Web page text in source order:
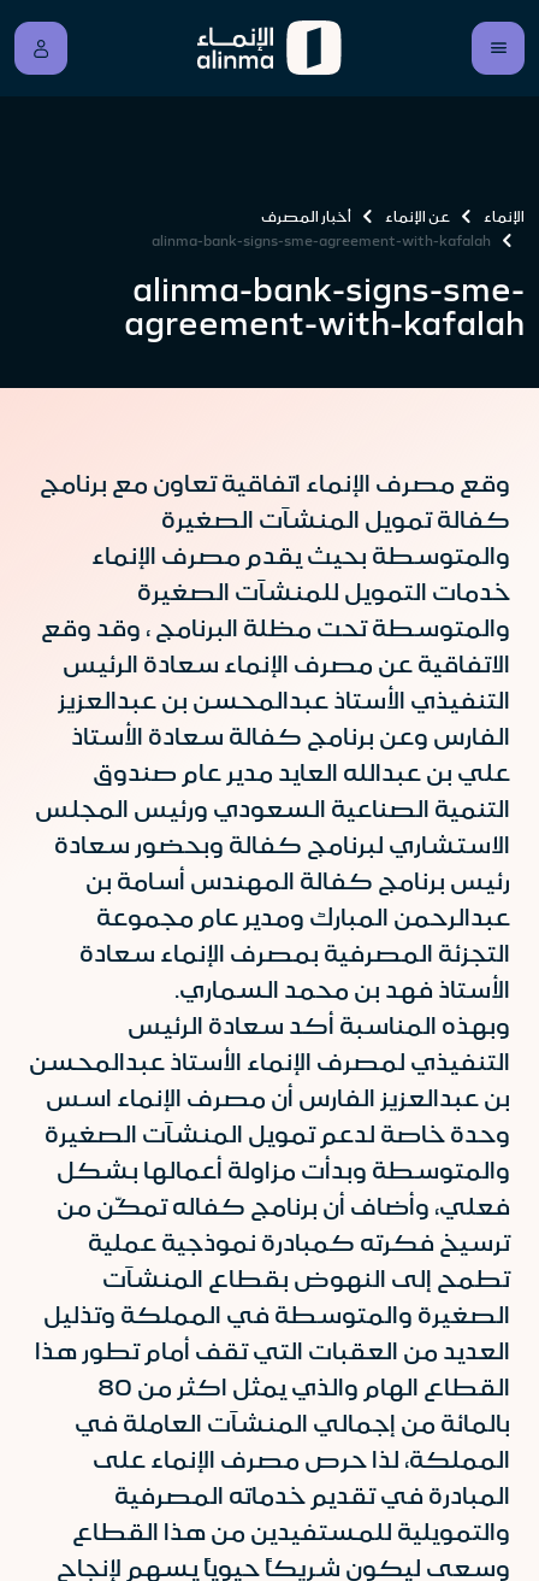
الإنماء عن الإنماء
أخبار المصرف
alinma-bank-signs-sme-agreement-with-kafalah
alinma-bank-signs-sme-
agreement-with-kafalah
وقع مصرف الإنماء اتفاقية تعاون مع برنامج
كفالة تمويل المنشآت الصغيرة
والمتوسطة بحيث يقدم مصرف الإنماء
خدمات التمويل للمنشآت الصغيرة
والمتوسطة تحت مظلة البرنامج ، وقد وقع
الاتفاقية عن مصرف الإنماء سعادة الرئيس
التنفيذي الأستاذ عبدالمحسن بن عبدالعزيز
الفارس وعن برنامج كفالة سعادة الأستاذ
علي بن عبدالله العايد مدير عام صندوق
التنمية الصناعية السعودي ورئيس المجلس
الاستشاري لبرنامج كفالة وبحضور سعادة
رئيس برنامج كفالة المهندس أسامة بن
عبدالرحمن المبارك ومدير عام مجموعة
التجزئة المصرفية بمصرف الإنماء سعادة
الأستاذ فهد بن محمد السماري.
وبهذه المناسبة أكد سعادة الرئيس
التنفيذي لمصرف الإنماء الأستاذ عبدالمحسن
بن عبدالعزيز الفارس أن مصرف الإنماء اسس
وحدة خاصة لدعم تمويل المنشآت الصغيرة
والمتوسطة وبدأت مزاولة أعمالها بشكل
فعلي، وأضاف أن برنامج كفاله تمكّن من
ترسيخ فكرته كمبادرة نموذجية عملية
تطمح إلى النهوض بقطاع المنشآت
الصغيرة والمتوسطة في المملكة وتذليل
العديد من العقبات التي تقف أمام تطور هذا
القطاع الهام والذي يمثل اكثر من 80
بالمائة من إجمالي المنشآت العاملة في
المملكة، لذا حرص مصرف الإنماء على
المبادرة في تقديم خدماته المصرفية
والتمويلية للمستفيدين من هذا القطاع
وسعى ليكون شريكاً حيوياً يسهم لإنجاح